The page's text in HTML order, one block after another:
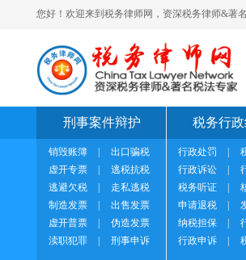
您好！欢迎来到税务律师网，资深税务律师&著
刑事案件辩护
销毁账簿
出口骗税
虚开专票
逃税抗税
逃避欠税
走私逃税
制造发票
出售发票
虚开普票
伪造发票
渎职犯罪
刑事申诉
税务行
行政处罚
行政诉讼
税务听证
申请退税
纳税担保
行政申诉